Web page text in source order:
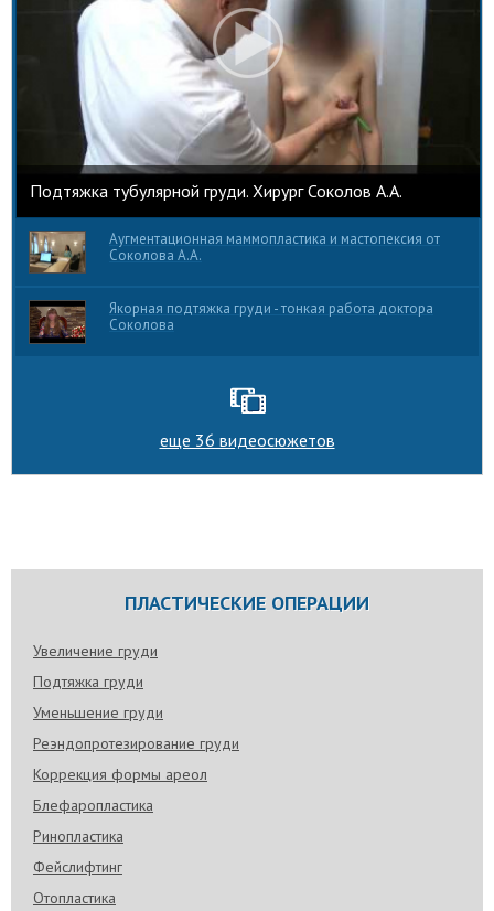
Подтяжка тубулярной груди. Хирург Соколов А.А.
Аугментационная маммопластика и мастопексия от
Соколова А.А.
Якорная подтяжка груди - тонкая работа доктора
Соколова
еще 36 видеосюжетов
ПЛАСТИЧЕСКИЕ ОПЕРАЦИИ
Увеличение груди
Подтяжка груди
Уменьшение груди
Реэндопротезирование груди
Коррекция формы ареол
Блефаропластика
Ринопластика
Фейслифтинг
Отопластика